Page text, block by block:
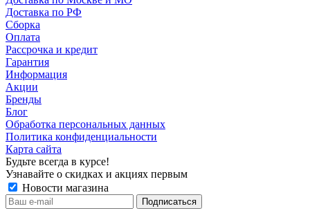
Доставка по РФ
Сборка
Оплата
Рассрочка и кредит
Гарантия
Информация
Акции
Бренды
Блог
Обработка персональных данных
Политика конфиденциальности
Карта сайта
Будьте всегда в курсе!
Узнавайте о скидках и акциях первым
Новости магазина